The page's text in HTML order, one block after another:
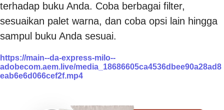
terhadap buku Anda. Coba berbagai filter,
sesuaikan palet warna, dan coba opsi lain hingga
sampul buku Anda sesuai.
https://main--da-express-milo--
adobecom.aem.live/media_18686605ca4536dbee90a28ad8
eab6e6d066cef2f.mp4